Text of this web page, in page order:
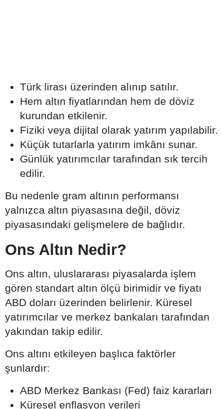
Türk lirası üzerinden alınıp satılır.
Hem altın fiyatlarından hem de döviz
kurundan etkilenir.
Fiziki veya dijital olarak yatırım yapılabilir.
Küçük tutarlarla yatırım imkânı sunar.
Günlük yatırımcılar tarafından sık tercih
edilir.
Bu nedenle gram altının performansı
yalnızca altın piyasasına değil, döviz
piyasasındaki gelişmelere de bağlıdır.
Ons Altın Nedir?
Ons altın, uluslararası piyasalarda işlem
gören standart altın ölçü birimidir ve fiyatı
ABD doları üzerinden belirlenir. Küresel
yatırımcılar ve merkez bankaları tarafından
yakından takip edilir.
Ons altını etkileyen başlıca faktörler
şunlardır:
ABD Merkez Bankası (Fed) faiz kararları
Küresel enflasyon verileri